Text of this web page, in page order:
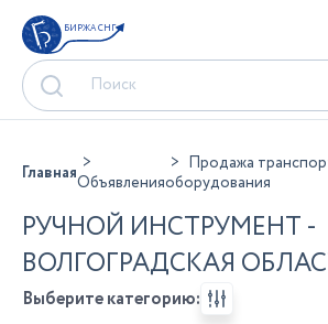
БИРЖА СНГ
ГлавнаяОбъявления
Продажа
оборудования
РУЧНОЙ ИНСТРУМЕНТ -
ВОЛГОГРАДСКАЯ
Выберите категорию: